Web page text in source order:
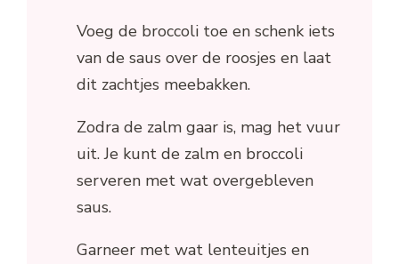
Voeg de broccoli toe en schenk iets
van de saus over de roosjes en laat
dit zachtjes meebakken.
Zodra de zalm gaar is, mag het vuur
uit. Je kunt de zalm en broccoli
serveren met wat overgebleven
saus.
Garneer met wat lenteuitjes en